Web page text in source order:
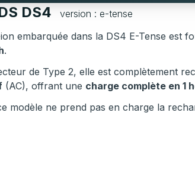
DS4
version : e-tense
embarquée dans la DS4 E-Tense est
.
de Type 2, elle est complètement
(AC), offrant une charge complète en 1
modèle ne prend pas en charge la